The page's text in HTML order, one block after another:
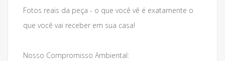
Fotos reais da peça - o que você vê é exatamente o
que você vai receber em sua casa!
Nosso Compromisso Ambiental: